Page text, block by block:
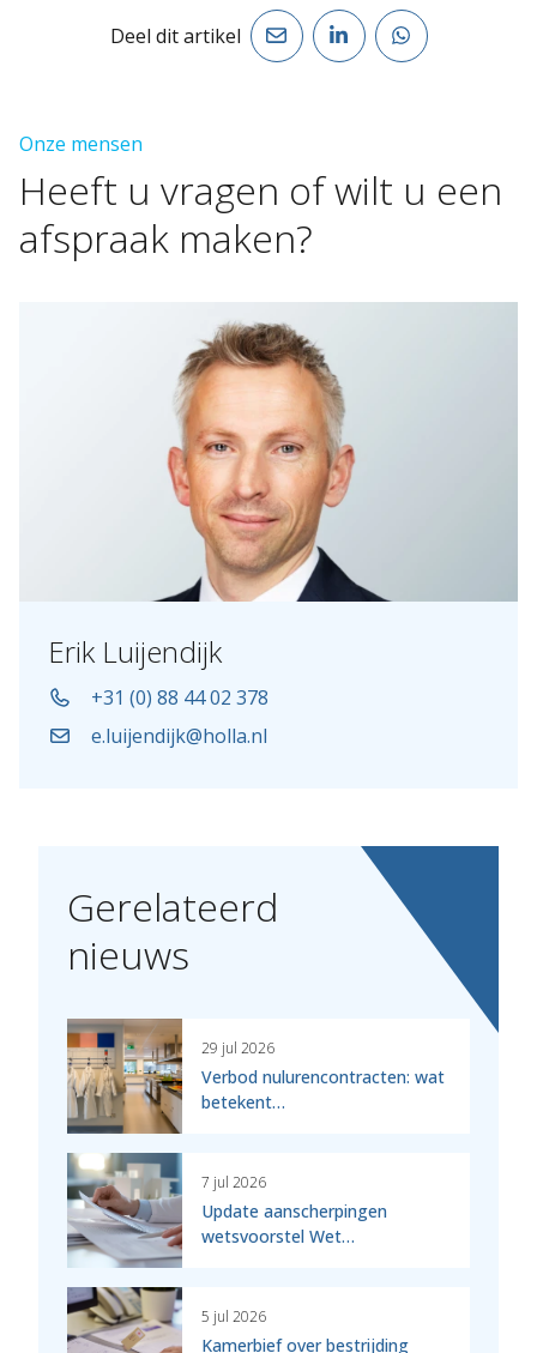
Deel dit artikel
Onze mensen
Heeft u vragen ofwilt u een
afspraak maken?
Erik Luijendijk
+31 (0) 88 44 02 378
e.luijendijk@holla.nl
Gerelateerd
nieuws
29 jul 2026
Verbod nulurencontracten: wat
betekent…
7 jul 2026
Update aanscherpingen
wetsvoorstel Wet…
5 jul 2026
Kamerbief over bestrijding